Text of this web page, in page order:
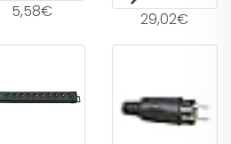
5,58€ 29,02€